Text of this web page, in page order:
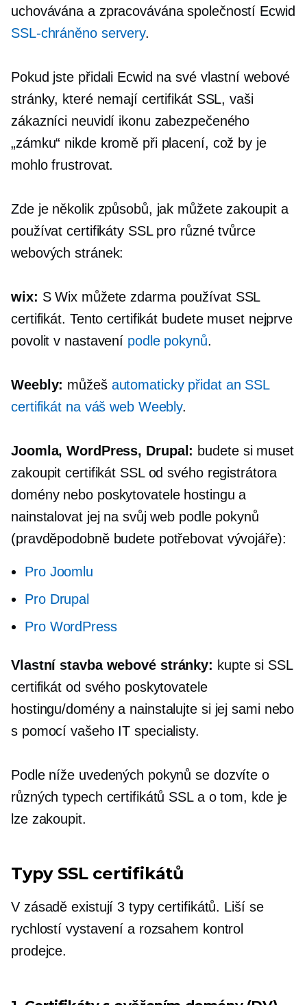
uchovávána a zpracovávána společností Ecwid
SSL-chráněnoservery.
Pokud jste přidali Ecwid na své vlastní webové
stránky, které nemají certifikát SSL, vaši
zákazníci neuvidí ikonu zabezpečeného
„zámku“ nikde kromě při placení, což by je
mohlo frustrovat.
Zde je několik způsobů, jak můžete zakoupit a
používat certifikáty SSL pro různé tvůrce
webových stránek:
wix: S Wix můžete zdarma používat SSL
certifikát. Tento certifikát budete muset nejprve
povolit v nastavení podle pokynů.
Weebly: můžeš automaticky přidat an SSL
certifikát na váš web Weebly.
Joomla, WordPress, Drupal: budete si muset
zakoupit certifikát SSL od svého registrátora
domény nebo poskytovatele hostingu a
nainstalovat jej na svůj web podle pokynů
(pravděpodobně budete potřebovat vývojáře):
Pro Joomlu
Pro Drupal
Pro WordPress
Vlastní stavbawebové stránky: kupte si SSL
certifikát od svého poskytovatele
hostingu/domény a nainstalujte si jej sami nebo
s pomocí vašeho IT specialisty.
Podle níže uvedených pokynů se dozvíte o
různých typech certifikátů SSL a o tom, kde je
lze zakoupit.
Typy SSL certifikátů
V zásadě existují 3 typy certifikátů. Liší se
rychlostí vystavení a rozsahem kontrol
prodejce.